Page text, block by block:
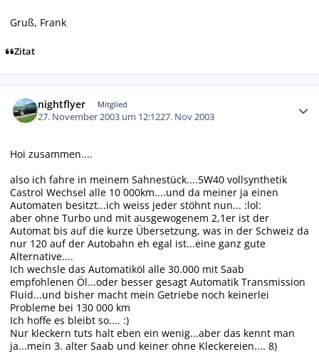
Gruß, Frank
Zitat
nightflyer Mitglied
27. November 2003 um 12:1227. Nov 2003
Hoi zusammen....
also ich fahre in meinem Sahnestück....5W40 vollsynthetik
Castrol Wechsel alle 10 000km....und da meiner ja einen
Automaten besitzt...ich weiss jeder stöhnt nun... :lol:
aber ohne Turbo und mit ausgewogenem 2,1er ist der
Automat bis auf die kurze Übersetzung, was in der Schweiz da
nur 120 auf der Autobahn eh egal ist...eine ganz gute
Alternative....
Ich wechsle das Automatiköl alle 30.000 mit Saab
empfohlenen Öl...oder besser gesagt Automatik Transmission
Fluid...und bisher macht mein Getriebe noch keinerlei
Probleme bei 130 000 km
Ich hoffe es bleibt so.... :)
Nur kleckern tuts halt eben ein wenig...aber das kennt man
ja...mein 3. alter Saab und keiner ohne Kleckereien.... 8)